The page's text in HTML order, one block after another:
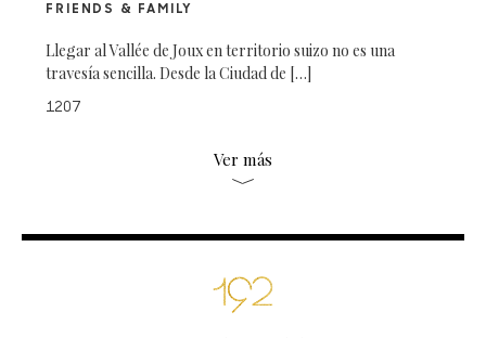
FRIENDS & FAMILY
Llegar al Vallée de Joux en territorio suizo no es una
travesía sencilla. Desde la Ciudad de […]
1207
Ver más